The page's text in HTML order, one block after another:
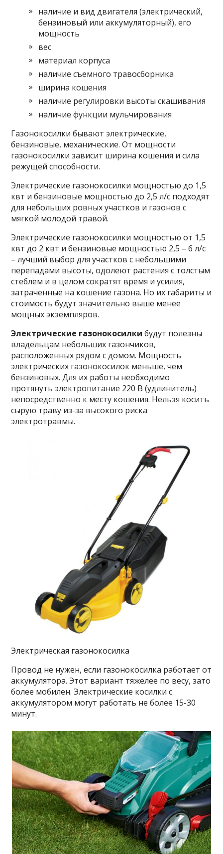
наличие и вид двигателя (электрический,
бензиновый или аккумуляторный), его
мощность
вес
материал корпуса
наличие съемного травосборника
ширина кошения
наличие регулировки высоты скашивания
наличие функции мульчирования
Газонокосилки бывают электрические,
бензиновые, механические. От мощности
газонокосилки зависит ширина кошения и сила
режущей способности.
Электрические газонокосилки мощностью до 1,5
квт и бензиновые мощностью до 2,5 л/с подходят
для небольших ровных участков и газонов с
мягкой молодой травой.
Электрические газонокосилки мощностью от 1,5
квт до 2 квт и бензиновые мощностью 2,5 – 6 л/с
– лучший выбор для участков с небольшими
перепадами высоты, одолеют растения с толстым
стеблем и в целом сократят время и усилия,
затраченные на кошение газона. Но их габариты и
стоимость будут значительно выше менее
мощных экземпляров.
Электрические газонокосилки будут полезны
владельцам небольших газончиков,
расположенных рядом с домом. Мощность
электрических газонокосилок меньше, чем
бензиновых. Для их работы необходимо
протянуть электропитание 220 В (удлинитель)
непосредственно к месту кошения. Нельзя косить
сырую траву из-за высокого риска
электротравмы.
Электрическая газонокосилка
Провод не нужен, если газонокосилка работает от
аккумулятора. Этот вариант тяжелее по весу, зато
более мобилен. Электрические косилки с
аккумулятором могут работать не более 15-30
минут.